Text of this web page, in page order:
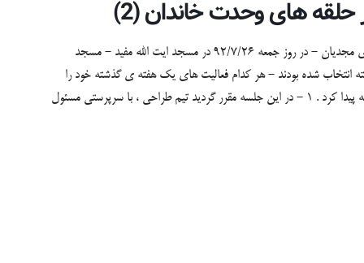
حلقه های وحدت خاندان (2)
دومین جلسه ی هماهنگی هیات عزاداری محله ی قلعه - کوی مجدیان - در روز جمعه 92/7/26 در مسجد ایت الله مفید - مسجد
انتخاب شده بودند - هر کدام فعالیت های یک هفته ی گذشته خود را
تشریح کردند و سپس جلسه با بحث در مورد طراحی تکیه ادامه پیدا کرد . 1 - در این جلسه مقرر گردید تیم طراحی ، با سرپرستی مسئول